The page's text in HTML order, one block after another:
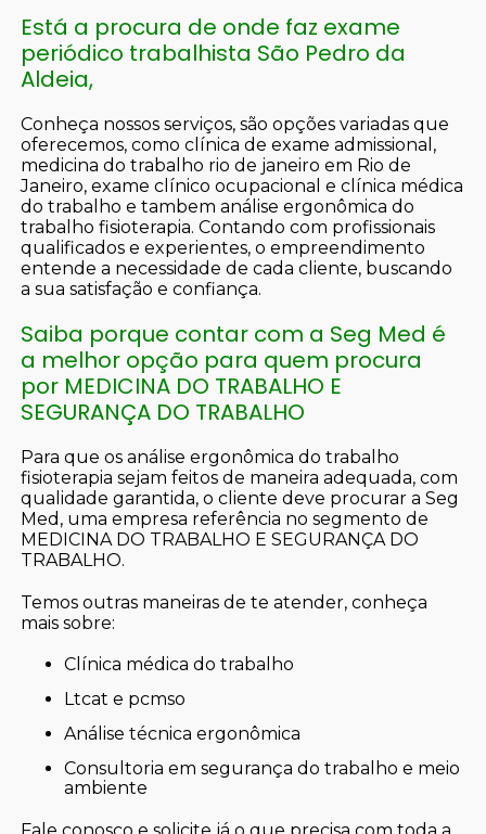
Está a procura de onde faz exame
periódico trabalhista São Pedro da
Aldeia,
Conheça nossos serviços, são opções variadas que
oferecemos, como clínica de exame admissional,
medicina do trabalho rio de janeiro em Rio de
Janeiro, exame clínico ocupacional e clínica médica
do trabalho e tambem análise ergonômica do
trabalho fisioterapia. Contando com profissionais
qualificados e experientes, o empreendimento
entende a necessidade de cada cliente, buscando
a sua satisfação e confiança.
Saiba porque contar com a Seg Med é
a melhor opção para quem procura
por MEDICINA DO TRABALHO E
SEGURANÇA DO TRABALHO
Para que os análise ergonômica do trabalho
fisioterapia sejam feitos de maneira adequada, com
qualidade garantida, o cliente deve procurar a Seg
Med, uma empresa referência no segmento de
MEDICINA DO TRABALHO E SEGURANÇA DO
TRABALHO.
Temos outras maneiras de te atender, conheça
mais sobre:
clínica médica do trabalho
ltcat e pcmso
análise técnica ergonômica
consultoria em segurança do trabalho e meio
ambiente